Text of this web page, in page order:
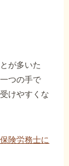
が多いた
つの手で
けやすくな
険労務士に